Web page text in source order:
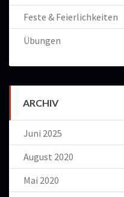
Feste & Feierlichkeiten
Übungen
ARCHIV
Juni 2025
August 2020
Mai 2020